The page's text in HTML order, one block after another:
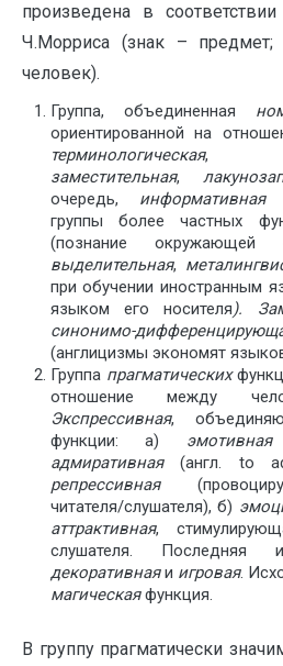
произведена в
Ч.Морриса (знак –
человек).
Группа, объединенная
ориентированной на
терминологическая
заместительная,
очередь, информативная
группы более частных
(познание
выделительная,
при обучении иностранным
языком его носителя).
синонимо-
(англицизмы экономят
Группа прагматических
отношение между
Экспрессивная,
функции: а) эмотивная
адмиративная(англ. to
репрессивная
читателя/слушателя), б)
аттрактивная,
слушателя. Последняя
декоративнаяи игровая.
магическаяфункция.
В группу прагматически